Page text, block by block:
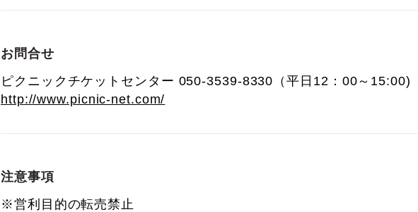
お問合せ
ピクニックチケットセンター 050-3539-8330（平日12：00～15:00)
http://www.picnic-net.com/
注意事項
※営利目的の転売禁止